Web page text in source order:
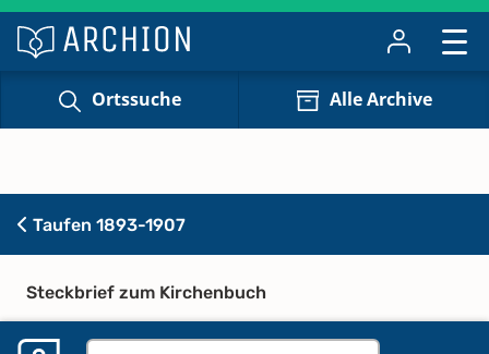
Ortssuche Alle Archive
Taufen 1893-1907
Steckbrief zum Kirchenbuch